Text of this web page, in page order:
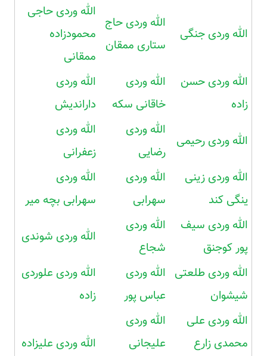
الله وردی جنگی
الله وردی حاج
ستاری ممقان
الله وردی حاجی
محمودزاده
ممقانی
الله وردی حسن
زاده
الله وردی
خاقانی سکه
الله وردی
داراندیش
الله وردی رحیمی
الله وردی
رضایی
الله وردی
زعفرانی
الله وردی زینی
ینگی کند
الله وردی
سهرابی
الله وردی
سهرابی بچه میر
الله وردی سیف
پور کوجنق
الله وردی
شجاع
الله وردی شوندی
الله وردی طلعتی
شیشوان
الله وردی
عباس پور
الله وردی علوردی
زاده
الله وردی علی
محمدی زارع
الله وردی
علیجانی
الله وردی علیزاده